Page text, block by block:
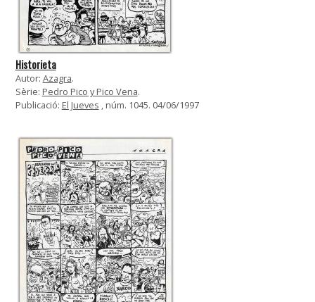
Historieta
Autor: Azagra.
Sèrie: Pedro Pico y Pico Vena.
Publicació: El Jueves , núm. 1045. 04/06/1997